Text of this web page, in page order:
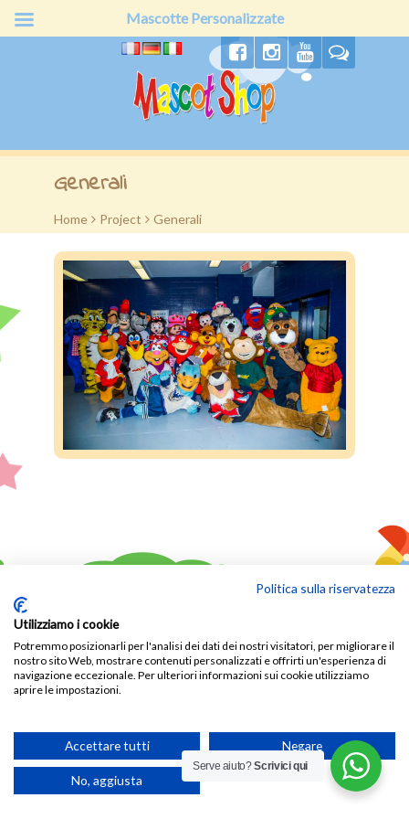
Home
Prodotti
Offerte
Preventivo
Clienti
Blog
Gadget
Generali
Home > Project > Generali
© MASCOTTEPERSONALIZZATE.COM E' UN
SITO WEB DI MASCOT SHOP - P.I.
COOKIES
TRASPARENZA
WEB AGENCY
Serve aiuto?Scrivici qui
Mascotte Personalizzate
Politica sulla riservatezza
Utilizziamo i cookie
Potremmo posizionarli per l'analisi dei dati dei nostri visitatori, per migliorare il
nostro sito Web, mostrare contenuti personalizzati e offrirti un'esperienza di
navigazione eccezionale. Per ulteriori informazioni sui cookie utilizziamo
aprire le impostazioni.
Accettare tutti Negare
No, aggiusta